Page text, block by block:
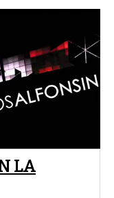
LA